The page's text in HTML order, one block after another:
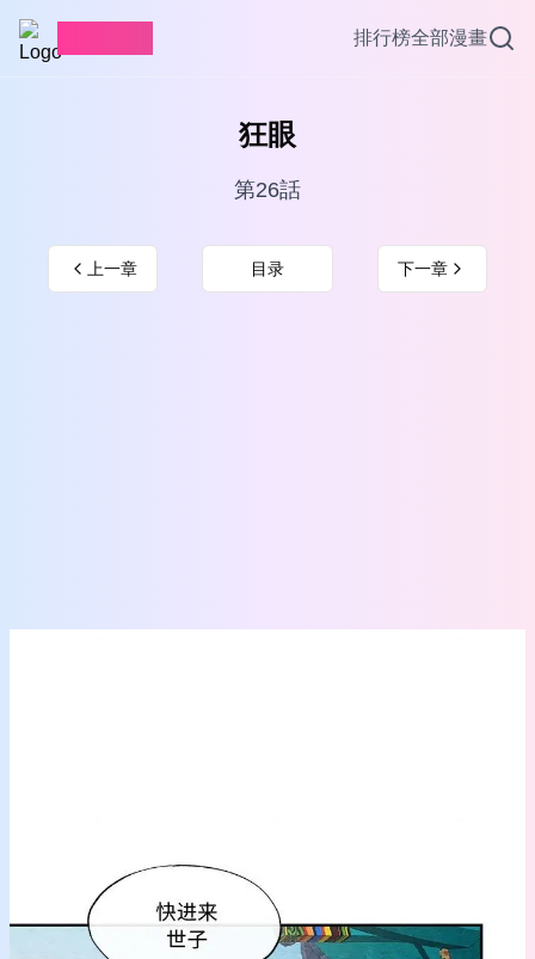
排行榜全部漫畫
狂眼
第26話
上一章 目录 下一章